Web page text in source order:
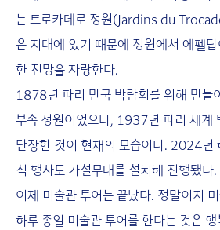
는 트로카데로 정원(Jardins du
은 지대에 있기 때문에 정원에서 에펠
한 전망을 자랑한다.
1878년 파리 만국 박람회를 위해 만들
부속 정원이었으나, 1937년 파리 세계
단장한 것이 현재의 모습이다. 2024년
식 행사도 가설무대를 설치해 진행됐다.
이제 미술관 투어는 끝났다. 정말이지
하루 종일 미술관 투어를 한다는 것은